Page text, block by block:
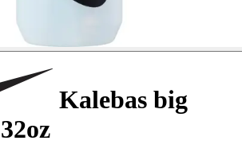
Kalebas big